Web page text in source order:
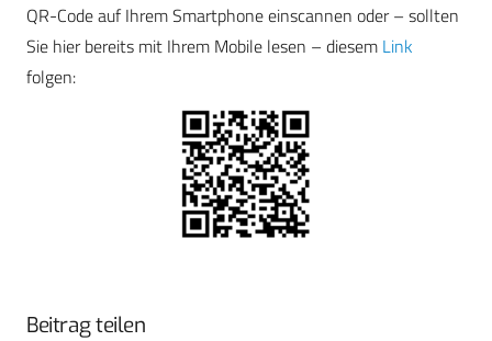
QR-Code auf Ihrem Smartphone einscannen oder – sollten
Sie hier bereits mit Ihrem Mobile lesen – diesem Link
folgen:
Beitrag teilen